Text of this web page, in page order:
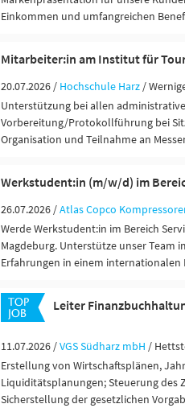
Einkommen und umfangreichen
Mitarbeiter:in am Institut für
20.07.2026 / Hochschule Harz /
Unterstützung bei allen
Vorbereitung/Protokollführung bei
Organisation und Teilnahme an
Werkstudent:in (m/w/d) im
26.07.2026 /Atlas Copco
Werde Werkstudent:in im Bereich
Magdeburg. Unterstütze unser Team
Erfahrungen in einem
Leiter
11.07.2026 /VGS Südharz mbH /
Erstellung von Wirtschaftsplänen,
Liquiditätsplanungen; Steuerung des
Sicherstellung der gesetzlichen